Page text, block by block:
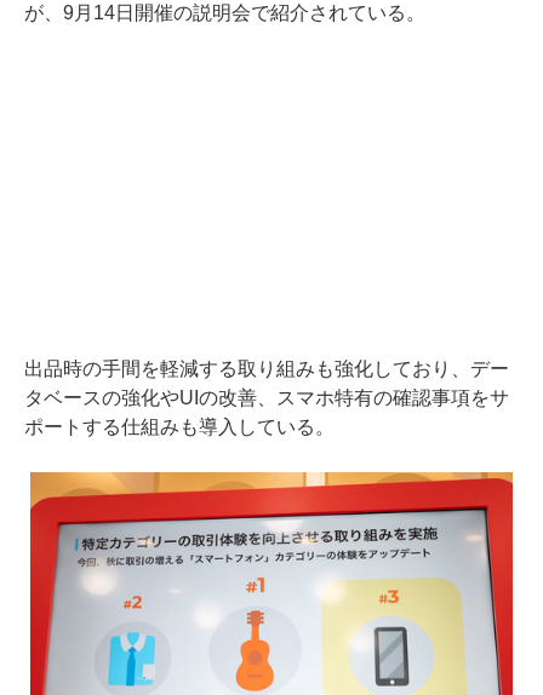
が、9月14日開催の説明会で紹介されている。
出品時の手間を軽減する取り組みも強化しており、デー
タベースの強化やUIの改善、スマホ特有の確認事項をサ
ポートする仕組みも導入している。